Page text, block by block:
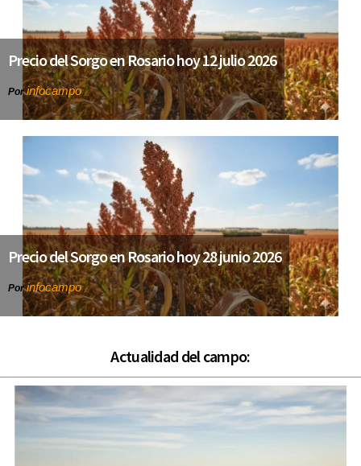
Precio del Sorgo en Rosario hoy 12 julio 2026
Porinfocampo
Precio del Sorgo en Rosario hoy 28 junio 2026
Porinfocampo
Actualidad del campo: